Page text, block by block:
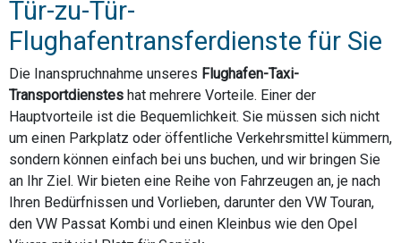
Tür-zu-Tür-
Flughafentransferdienste für Sie
Die Inanspruchnahme unseres Flughafen-Taxi-
Transportdienstes hat mehrere Vorteile. Einer der
Hauptvorteile ist die Bequemlichkeit. Sie müssen sich nicht
um einen Parkplatz oder öffentliche Verkehrsmittel kümmern,
sondern können einfach bei uns buchen, und wir bringen Sie
an Ihr Ziel. Wir bieten eine Reihe von Fahrzeugen an, je nach
Ihren Bedürfnissen und Vorlieben, darunter den VW Touran,
den VW Passat Kombi und einen Kleinbus wie den Opel